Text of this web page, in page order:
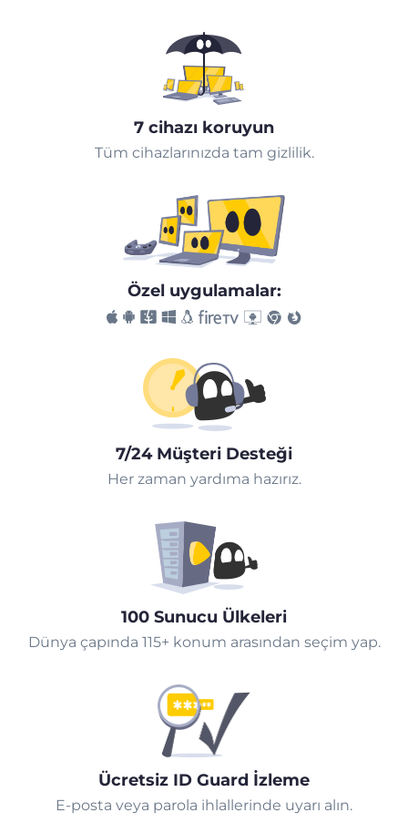
7 cihazı koruyun
Tüm cihazlarınızda tam gizlilik.
Özel uygulamalar:
7/24 Müşteri Desteği
Her zaman yardıma hazırız.
100 Sunucu Ülkeleri
Dünya çapında 115+ konum arasından seçim yap.
Ücretsiz ID Guard İzleme
E-posta veya parola ihlallerinde uyarı alın.